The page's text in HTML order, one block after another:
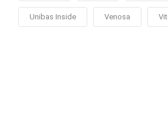
Unibas Inside Venosa